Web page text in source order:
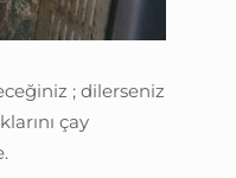
; dilerseniz
çay